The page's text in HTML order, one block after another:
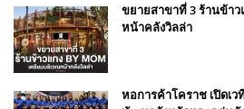
ขยายสาขาที่ 3 ร้านข้าว
หน้าคลังวิลล่า
หอการค้าโคราช เปิดเ